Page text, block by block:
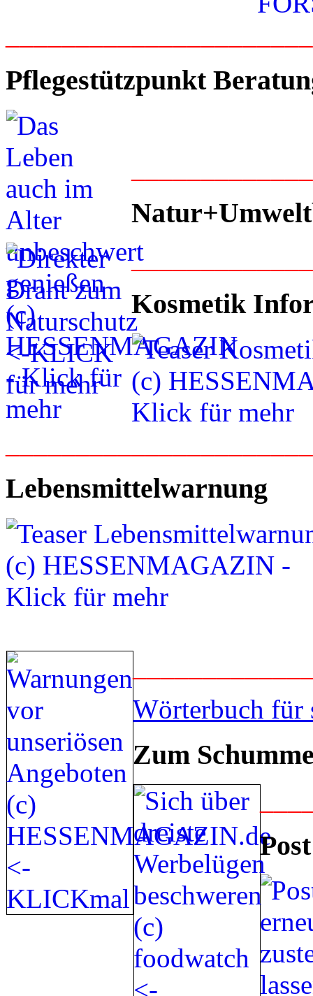
Pflegestützpunkt
Kosmetik
Lebensmittelwarnung
Wörterbuch
Zum